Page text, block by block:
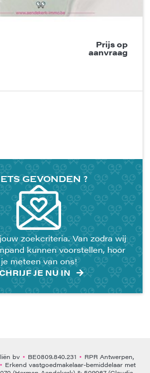
Prijs op
aanvraag
GEVONDEN ?
zoekcriteria. Van zodra wij
kunnen voorstellen, hoor
je meteen van ons!
JE NU IN
bv • BE0809.840.231 • RPR Antwerpen,
• Erkend vastgoedmakelaar-bemiddelaar met